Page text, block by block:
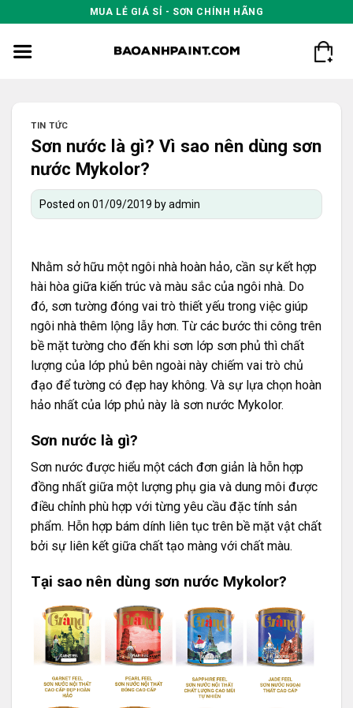
to
content
MUA LẺ GIÁ SỈ - SƠN CHÍNH HÃNG
TIN TỨC
Sơn nước là gì? Vì sao nên dùng sơn
nước Mykolor?
Posted on 01/09/2019 byadmin
Nhằm sở hữu một ngôi nhà hoàn hảo, cần sự kết hợp
hài hòa giữa kiến trúc và màu sắc của ngôi nhà. Do
đó, sơn tường đóng vai trò thiết yếu trong việc giúp
ngôi nhà thêm lộng lẫy hơn. Từ các bước thi công trên
bề mặt tường cho đến khi sơn lớp sơn phủ thì chất
lượng của lớp phủ bên ngoài này chiếm vai trò chủ
đạo để tường có đẹp hay không. Và sự lựa chọn hoàn
hảo nhất của lớp phủ này là sơn nước Mykolor.
Sơn nước là gì?
Sơn nước được hiểu một cách đơn giản là hỗn hợp
đồng nhất giữa một lượng phụ gia và dung môi được
điều chỉnh phù hợp với từng yêu cầu đặc tính sản
phẩm. Hỗn hợp bám dính liên tục trên bề mặt vật chất
bởi sự liên kết giữa chất tạo màng với chất màu.
Tại sao nên dùng sơn nước Mykolor?